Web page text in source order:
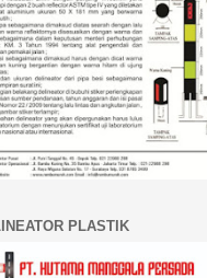
PLASTIK